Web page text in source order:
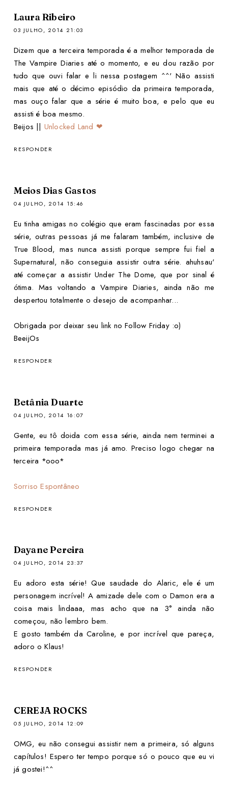
Laura Ribeiro
03 JULHO, 2014 21:03
Dizem que a terceira temporada é a melhor temporada de
The Vampire Diaries até o momento, e eu dou razão por
tudo que ouvi falar e li nessa postagem ^^' Não assisti
mais que até o décimo episódio da primeira temporada,
mas ouço falar que a série é muito boa, e pelo que eu
assisti é boa mesmo.
Beijos || Unlocked Land ❤
RESPONDER
Meios Dias Gastos
04 JULHO, 2014 15:46
Eu tinha amigas no colégio que eram fascinadas por essa
série, outras pessoas já me falaram também, inclusive de
True Blood, mas nunca assisti porque sempre fui fiel a
Supernatural, não conseguia assistir outra série. ahuhsau'
até começar a assistir Under The Dome, que por sinal é
ótima. Mas voltando a Vampire Diaries, ainda não me
despertou totalmente o desejo de acompanhar...
Obrigada por deixar seu link no Follow Friday :o)
BeeijOs
RESPONDER
Betânia Duarte
04 JULHO, 2014 16:07
Gente, eu tô doida com essa série, ainda nem terminei a
primeira temporada mas já amo. Preciso logo chegar na
terceira *ooo*
Sorriso Espontâneo
RESPONDER
Dayane Pereira
04 JULHO, 2014 23:37
Eu adoro esta série! Que saudade do Alaric, ele é um
personagem incrível! A amizade dele com o Damon era a
coisa mais lindaaa, mas acho que na 3° ainda não
começou, não lembro bem.
E gosto também da Caroline, e por incrível que pareça,
adoro o Klaus!
RESPONDER
CEREJA ROCKS
05 JULHO, 2014 12:09
OMG, eu não consegui assistir nem a primeira, só alguns
capítulos! Espero ter tempo porque só o pouco que eu vi
já gostei!^^